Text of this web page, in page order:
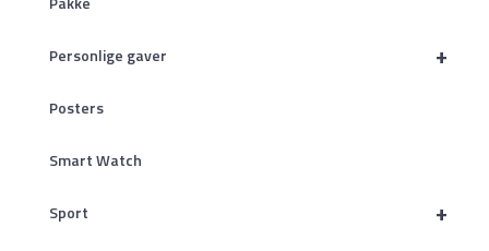
+
Personlige gaver
Posters
Smart Watch
+
Sport